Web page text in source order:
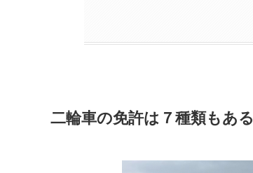
二輪車の免許は７種類もある